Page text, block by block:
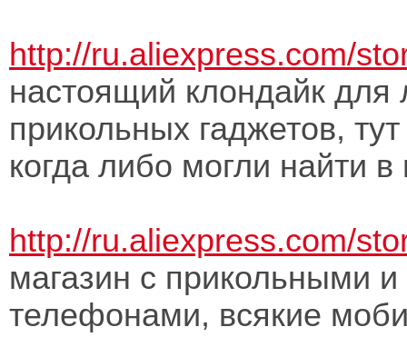
http://ru.aliexpress.com/
настоящий клондайк
прикольных гаджетов,
когда либо могли найти
http://ru.aliexpress.com/
магазин с прикольными
телефонами, всякие